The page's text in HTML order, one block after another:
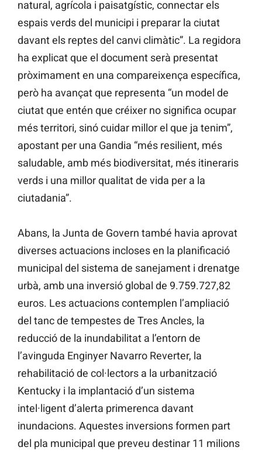
natural, agrícola i paisatgístic, connectar els
espais verds del municipi i preparar la ciutat
davant els reptes del canvi climàtic”. La regidora
ha explicat que el document serà presentat
pròximament en una compareixença específica,
però ha avançat que representa “un model de
ciutat que entén que créixer no significa ocupar
més territori, sinó cuidar millor el que ja tenim”,
apostant per una Gandia “més resilient, més
saludable, amb més biodiversitat, més itineraris
verds i una millor qualitat de vida per a la
ciutadania”.
Abans, la Junta de Govern també havia aprovat
diverses actuacions incloses en la planificació
municipal del sistema de sanejament i drenatge
urbà, amb una inversió global de 9.759.727,82
euros. Les actuacions contemplen l’ampliació
del tanc de tempestes de Tres Ancles, la
reducció de la inundabilitat a l’entorn de
l’avinguda Enginyer Navarro Reverter, la
rehabilitació de col·lectors a la urbanització
Kentucky i la implantació d’un sistema
intel·ligent d’alerta primerenca davant
inundacions. Aquestes inversions formen part
del pla municipal que preveu destinar 11 milions